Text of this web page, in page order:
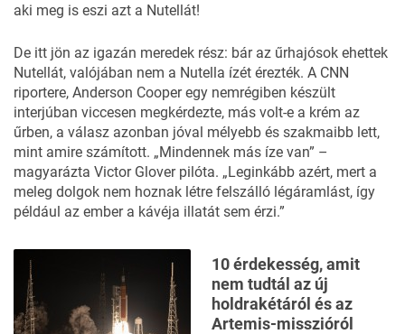
aki meg is eszi azt a Nutellát!
De itt jön az igazán meredek rész: bár az űrhajósok ehettek
Nutellát, valójában nem a Nutella ízét érezték. A CNN
riportere, Anderson Cooper egy nemrégiben készült
interjúban viccesen megkérdezte, más volt-e a krém az
űrben, a válasz azonban jóval mélyebb és szakmaibb lett,
mint amire számított. „Mindennek más íze van” –
magyarázta Victor Glover pilóta. „Leginkább azért, mert a
meleg dolgok nem hoznak létre felszálló légáramlást, így
például az ember a kávéja illatát sem érzi.”
10 érdekesség, amit
nem tudtál az új
holdrakétáról és az
Artemis-misszióról